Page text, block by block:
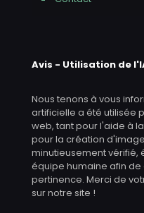
Avis - Utilisation de
Nous tenons à vous
artificielle a été utilisée
web, tant pour l'aide à
pour la création
minutieusement vérifié,
équipe humaine afin
pertinence. Merci de
sur notre site !